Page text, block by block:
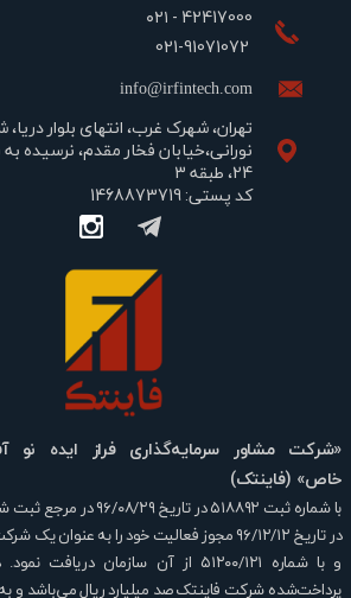
«شرکت مشاور سرمایه‌گذاری فراز ایده
خاص» (فاینتک)
​​​​​با شماره ثبت ۵۱۸۸۹۲ در
در تاریخ ۹۶/۱۲/۱۲ مجوز فعالیت خود را به
و با شماره ۵۱۲۰۰/۱۲۱ از آن سازمان
پرداخت‌شده شرکت فاینتک صد میلیارد ریال می‌باشد و
۰۲۱ - 42417000
​​​​​​​021-91071072
info@irfintech.com
تهران، شهرک غرب، انتهای بلوار
نورانی،خیابان فخار مقدم، نرسیده
24، طبقه 3
کد پستی: 1468873719